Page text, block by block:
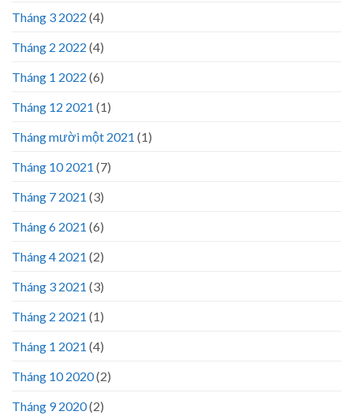
Tháng 3 2022 (4)
Tháng 2 2022 (4)
Tháng 1 2022 (6)
Tháng 12 2021 (1)
Tháng mười một 2021 (1)
Tháng 10 2021 (7)
Tháng 7 2021 (3)
Tháng 6 2021 (6)
Tháng 4 2021 (2)
Tháng 3 2021 (3)
Tháng 2 2021 (1)
Tháng 1 2021 (4)
Tháng 10 2020(2)
Tháng 9 2020(2)